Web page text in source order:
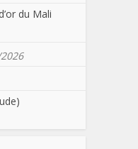
du Mali